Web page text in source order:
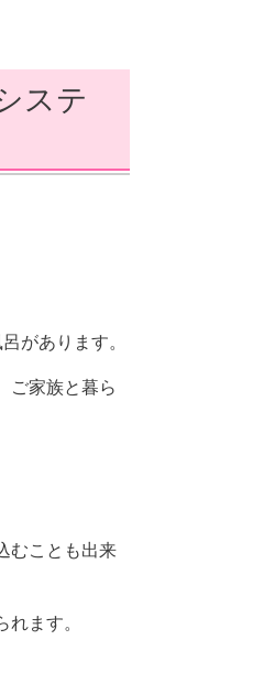
ステ
があります。
ご家族と暮ら
むことも出来
ます。